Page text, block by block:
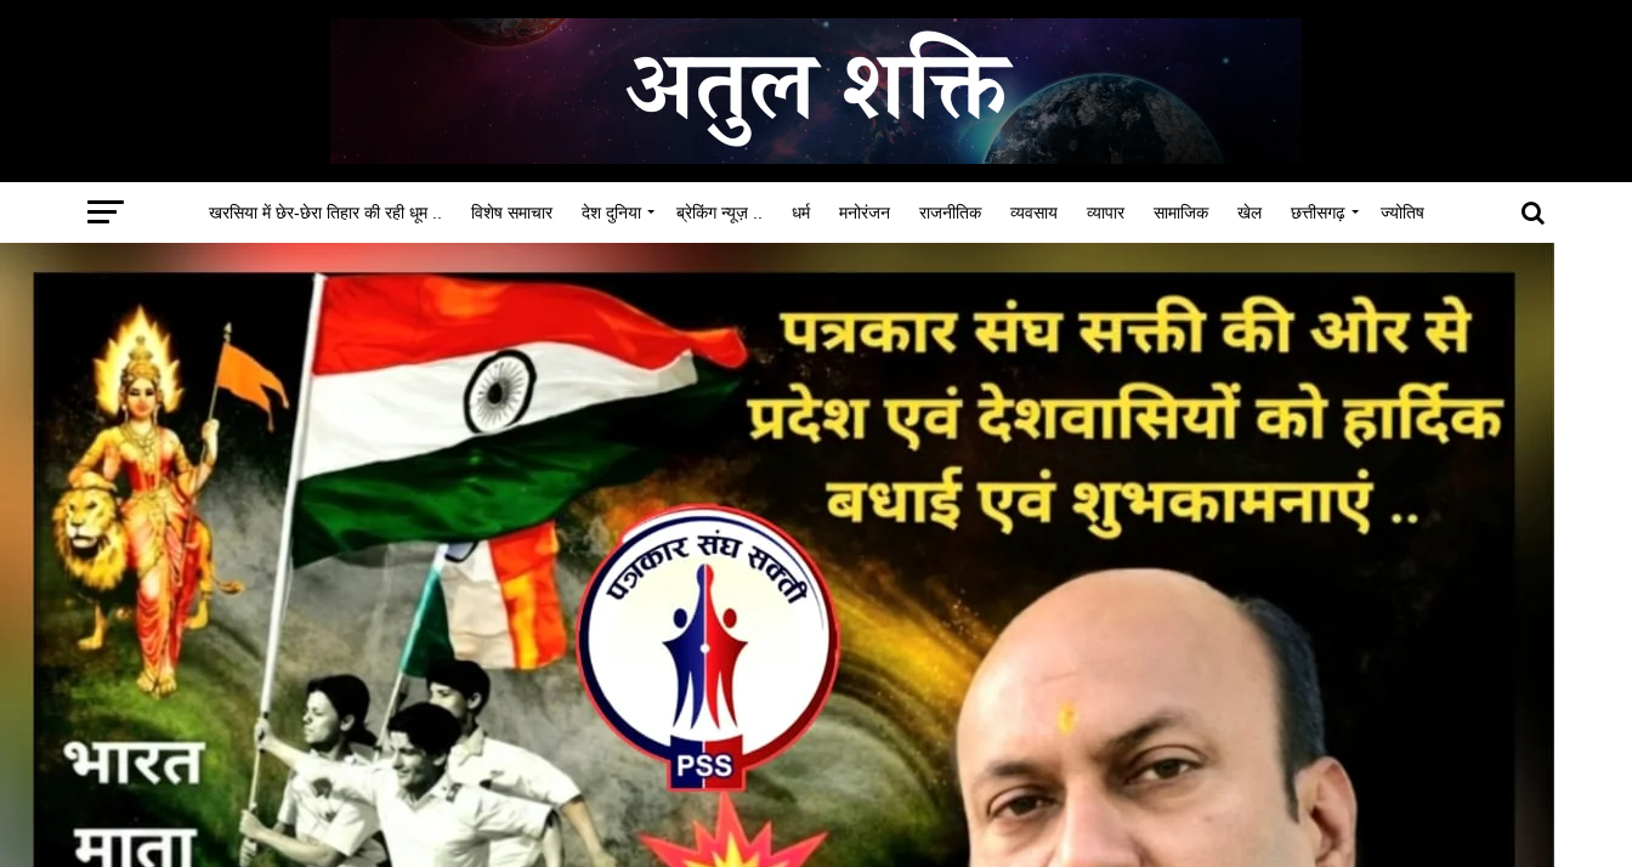
खरसिया में छेर-छेरा तिहार की रही धूम .. विशेष समाचार देश दुनिया ब्रेकिंग न्यूज़ .. धर्म मनोरंजन राजनीतिक व्यवसाय व्यापार सामाजिक खेल छत्तीसगढ़ ज्योतिष